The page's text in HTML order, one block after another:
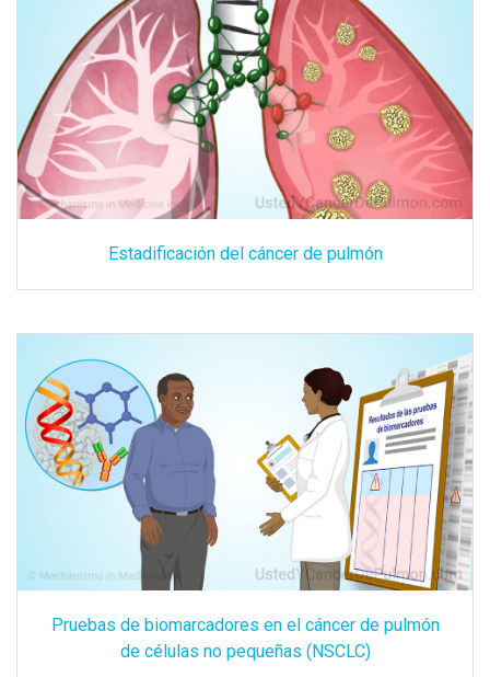
Estadificación del cáncer de pulmón
Pruebas de biomarcadores en el cáncer de pulmón
de células no pequeñas (NSCLC)